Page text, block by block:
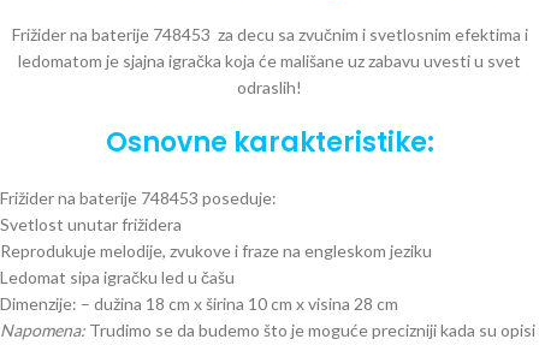
Frižider na baterije 748453 za decu sa zvučnim i svetlosnim efektima i
ledomatom je sjajna igračka koja će mališane uz zabavu uvesti u svet
odraslih!
Osnovne karakteristike:
Frižider na baterije 748453 poseduje:
Svetlost unutar frižidera
Reprodukuje melodije, zvukove i fraze na engleskom jeziku
Ledomat sipa igračku led u čašu
Dimenzije: – dužina 18 cm x širina 10 cm x visina 28 cm
Napomena: Trudimo se da budemo što je moguće precizniji kada su opisi